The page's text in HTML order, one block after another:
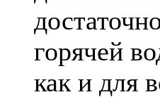
горячей
как и для